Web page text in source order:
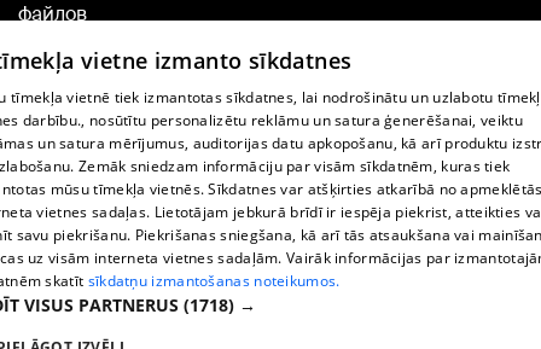
файлов
Добавление
комментариев
TВ-программа
Условия договора
360 Ziņu kontakti
Helio Media
Служба помощи портала: э-почта -
vietne izmanto sīkdatnes
tīmekļa vietnē tiek izmantotas sīkdatnes, lai nodrošinātu un uzlabotu
darbību., nosūtītu personalizētu reklāmu un satura ģenerēšanai, veiktu
un satura mērījumus, auditorijas datu apkopošanu, kā arī produktu
Zemāk sniedzam informāciju par visām sīkdatnēm, kuras tiek
mūsu tīmekļa vietnēs. Sīkdatnes var atšķirties atkarībā no
vietnes sadaļas. Lietotājam jebkurā brīdī ir iespēja piekrist, atteikties
savu piekrišanu. Piekrišanas sniegšana, kā arī tās atsaukšana vai
uz visām interneta vietnes sadaļām. Vairāk informācijas par
skatīt sīkdatņu izmantošanas noteikumos.
VISUS PARTNERUS (1718) →